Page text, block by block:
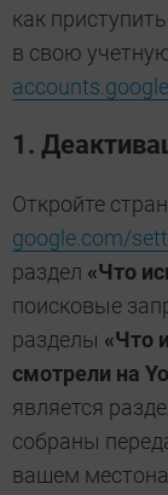
как
в свою
1.
Откройте
google.com/
раздел «Что
поисковые
разделы «Что
смотрели на
является
собраны
вашем